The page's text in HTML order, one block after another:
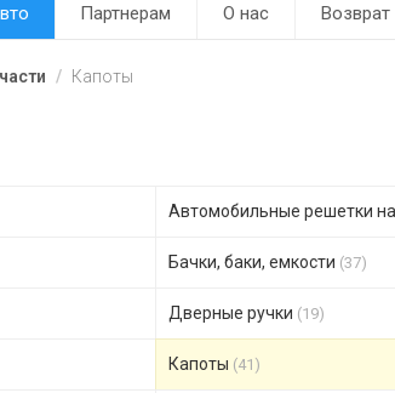
Партнерам О нас Возврат
Капоты
Автомобильные решетки
Бачки, баки, емкости (37)
Дверные ручки (19)
Капоты (41)